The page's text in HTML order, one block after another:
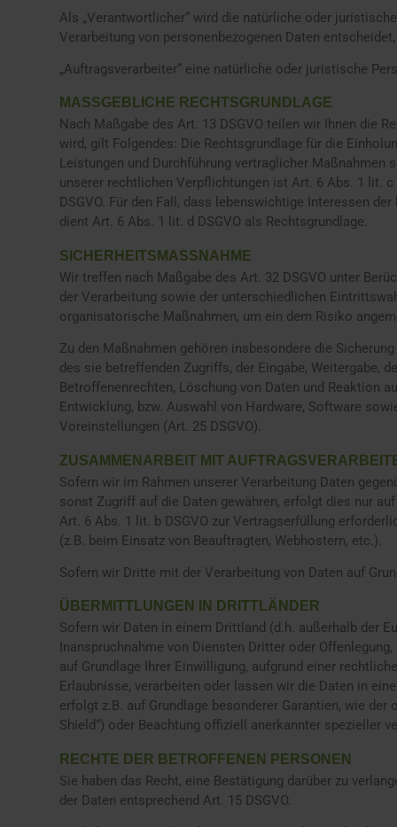
Als „Verantwortlicher“ wird die natürliche oder
Verarbeitung von personenbezogenen Daten
„Auftragsverarbeiter“ eine natürliche oder juristische
MASSGEBLICHE RECHTSGRUNDLAGE
Nach Maßgabe des Art. 13 DSGVO teilen wir Ihnen die
wird, gilt Folgendes: Die Rechtsgrundlage für die
Leistungen und Durchführung vertraglicher Maßnahmen
unserer rechtlichen Verpflichtungen ist Art. 6 Abs. 1 lit.
DSGVO. Für den Fall, dass lebenswichtige Interessen
dient Art. 6 Abs. 1 lit. d DSGVO als Rechtsgrundlage.
SICHERHEITSMASSNAHME
Wir treffen nach Maßgabe des Art. 32 DSGVO unter
der Verarbeitung sowie der unterschiedlichen
organisatorische Maßnahmen, um ein dem Risiko
Zu den Maßnahmen gehören insbesondere die
des sie betreffenden Zugriffs, der Eingabe, Weitergabe,
Betroffenenrechten, Löschung von Daten und Reaktion
Entwicklung, bzw. Auswahl von Hardware, Software
Voreinstellungen (Art. 25 DSGVO).
ZUSAMMENARBEIT MIT
Sofern wir im Rahmen unserer Verarbeitung Daten
sonst Zugriff auf die Daten gewähren, erfolgt dies nur
Art. 6 Abs. 1 lit. b DSGVO zur Vertragserfüllung
(z.B. beim Einsatz von Beauftragten, Webhostern, etc.).
Sofern wir Dritte mit der Verarbeitung von Daten auf
ÜBERMITTLUNGEN IN DRITTLÄNDER
Sofern wir Daten in einem Drittland (d.h. außerhalb der
Inanspruchnahme von Diensten Dritter oder
auf Grundlage Ihrer Einwilligung, aufgrund einer
Erlaubnisse, verarbeiten oder lassen wir die Daten in
erfolgt z.B. auf Grundlage besonderer Garantien, wie
Shield“) oder Beachtung offiziell anerkannter spezieller
RECHTE DER BETROFFENEN PERSONEN
Sie haben das Recht, eine Bestätigung darüber zu
der Daten entsprechend Art. 15 DSGVO.